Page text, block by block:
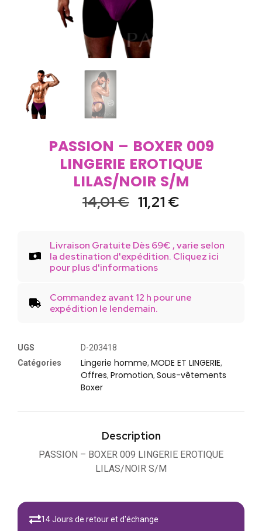
PASSION – BOXER 009
LINGERIE EROTIQUE
LILAS/NOIR S/M
14,01€ 11,21 €
Livraison Gratuite Dès 69€ , varie selon
la destination d'expédition. Cliquez ici
pour plus d'informations
Commandez avant 12 h pour une
expédition le lendemain.
UGS
D-203418
Catégories
Lingerie homme, MODE ET LINGERIE,
Offres, Promotion, Sous-vêtements
Boxer
Description
PASSION – BOXER 009 LINGERIE EROTIQUE
LILAS/NOIR S/M
14 Jours de retour et d'échange